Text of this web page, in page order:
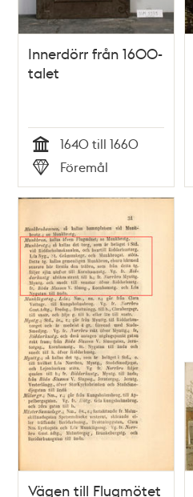
Innerdörr från 1600-
talet
Tid
1640 till 1660
Typ
Föremål
Vägen till Flugmötet